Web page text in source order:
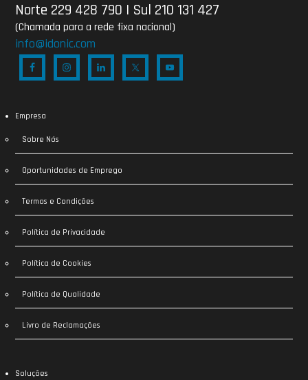
Norte 229 428 790 | Sul 210 131 427
(Chamada para a rede fixa nacional)
info@idonic.com
Empresa
Sobre Nós
Oportunidades de Emprego
Termos e Condições
Política de Privacidade
Política de Cookies
Política de Qualidade
Livro de Reclamações
Soluções